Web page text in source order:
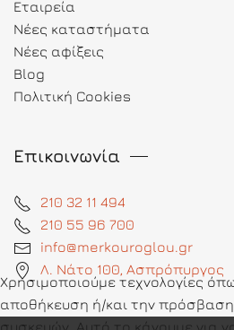
Εταιρεία
Νέες καταστήματα
Νέες αφίξεις
Blog
Πολιτική Cookies
Επικοινωνία
210 32 11 494
210 55 96 700
info@merkouroglou.gr
Λ. Νάτο 100, Ασπρόπυργος
Χρησιμοποιούμε τεχνολογίες
αποθήκευση ή/και την
συσκευών. Αυτό το κάνουμε για